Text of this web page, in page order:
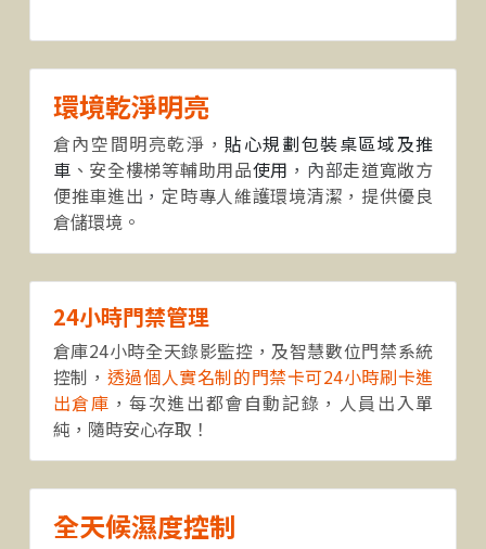
環境乾淨明亮
倉內空間明亮乾淨， 貼心規劃包裝桌區域及推
車 、安全樓梯等輔助用品使用 ，內部走道寬敞方
便推車進出 ， 定時專人維護環境清潔，提供優良
倉儲環境。
24小時門禁管理
倉庫24小時全天錄影監控，及智慧數位門禁系統
控制， 透過個人實名制的門禁卡可24小時刷卡進
出倉庫 ，每次進出都會自動記錄，人員出入單
純，隨時安心存取！
全天候濕度控制